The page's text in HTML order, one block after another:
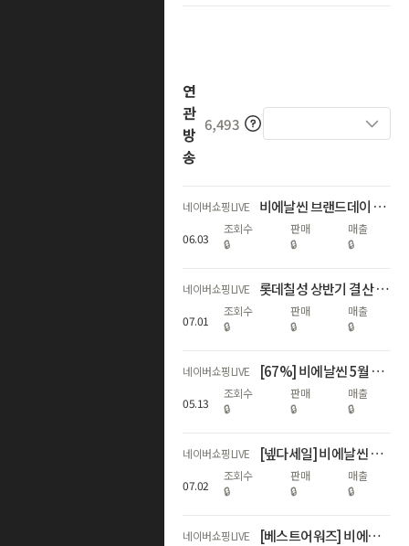
연
관
방
송
6,493
네이버쇼핑LIVE 비에날씬 브랜드데이 역대급 할인! (67%+비에날씬 1개월 증정)
06.03
조회수
🔒
판매
🔒
매출
🔒
네이버쇼핑LIVE 롯데칠성 상반기 결산 라이브 1부
07.01
조회수
🔒
판매
🔒
매출
🔒
네이버쇼핑LIVE [67%] 비에날씬 5월 가정의 달 기념 라이브! 🎉💚
05.13
조회수
🔒
판매
🔒
매출
🔒
네이버쇼핑LIVE [넾다세일] 비에날씬 역대급 혜택 모음 (67%+선착순 상품 증정)
07.02
조회수
🔒
판매
🔒
매출
🔒
네이버쇼핑LIVE [베스트어워즈] 비에날씬 상반기 베스트 어워즈 라이브 (67%) 💚